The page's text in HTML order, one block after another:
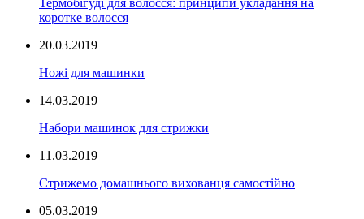
Термобігуді для волосся: принципи укладання на
коротке волосся
20.03.2019
Ножі для машинки
14.03.2019
Набори машинок для стрижки
11.03.2019
Стрижемо домашнього вихованця самостійно
05.03.2019